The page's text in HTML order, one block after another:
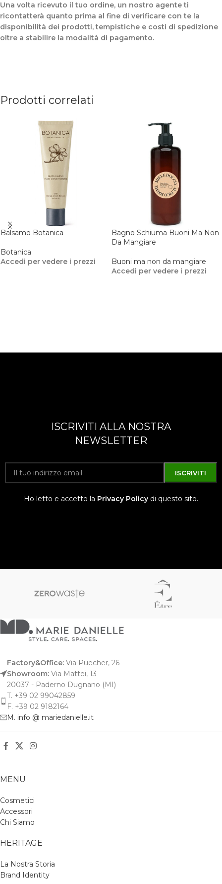
Una volta ricevuto il tuo ordine, un nostro agente ti
ricontatterà quanto prima al fine di verificare con te la
disponibilità dei prodotti, tempistiche e costi di spedizione
oltre a stabilire la modalità di pagamento.
Prodotti correlati
Balsamo Botanica
Botanica
Accedi per vedere i prezzi
Bagno Schiuma Buoni Ma Non
Da Mangiare
Buoni ma non da mangiare
Accedi per vedere i prezzi
ISCRIVITI ALLA NOSTRA
NEWSLETTER
Ho letto e accetto la Privacy Policy di questo sito.
Factory&Office: Via Puecher, 26
Showroom: Via Mattei, 13
20037 - Paderno Dugnano (MI)
T. +39 02 99042859
F. +39 02 9182164
M. info @ mariedanielle.it
MENU
Cosmetici
Accessori
Chi Siamo
HERITAGE
La Nostra Storia
Brand Identity